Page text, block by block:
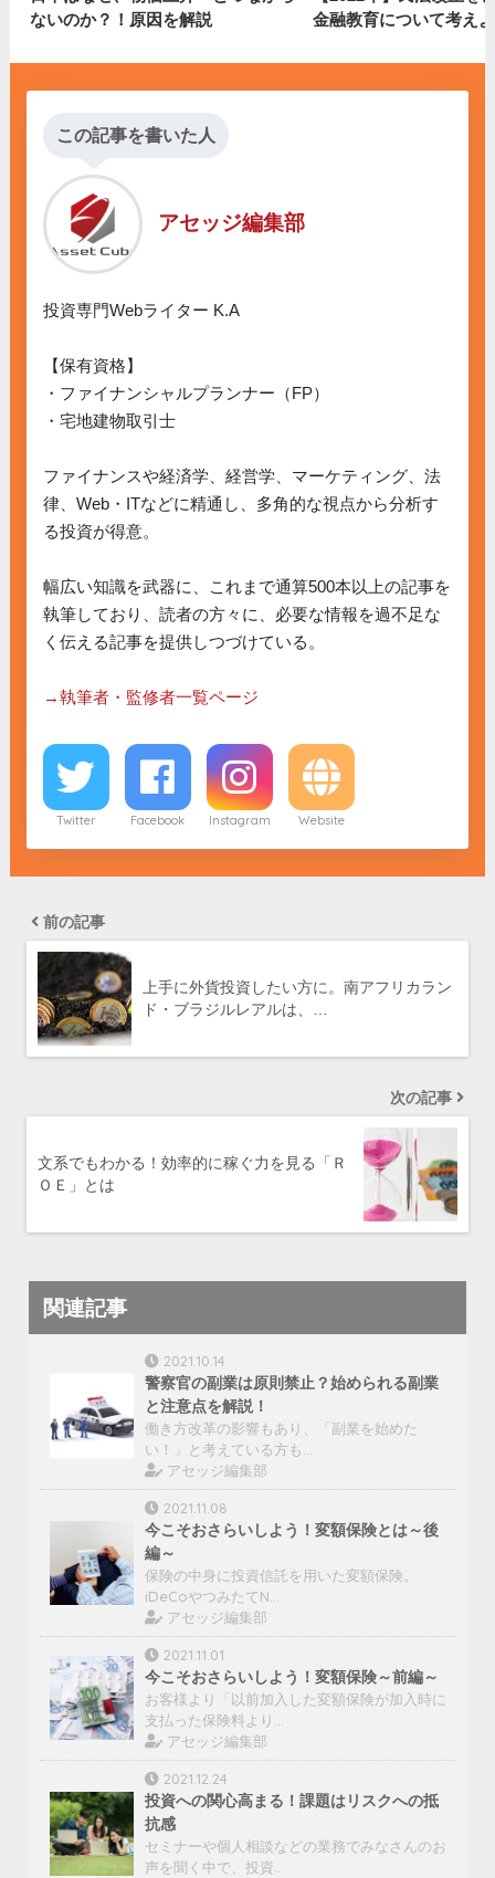
ないのか？！原因を解説
金融教育について考え
この記事を書いた人
アセッジ編集部
投資専門Webライター K.A
【保有資格】
・ファイナンシャルプランナー（FP）
・宅地建物取引士
ファイナンスや経済学、経営学、マーケティング、法
律、Web・ITなどに精通し、多角的な視点から分析す
る投資が得意。
幅広い知識を武器に、これまで通算500本以上の記事を
執筆しており、読者の方々に、必要な情報を過不足な
く伝える記事を提供しつづけている。
→執筆者・監修者一覧ページ
Twitter Facebook Instagram Website
前の記事
上手に外貨投資したい方に。南アフリカラン
ド・ブラジルレアルは、…
次の記事
文系でもわかる！効率的に稼ぐ力を見る「Ｒ
ＯＥ」とは
関連記事
2021.10.14
警察官の副業は原則禁止？始められる副業
と注意点を解説！
働き方改革の影響もあり、「副業を始めた
い！」と考えている方も…
アセッジ編集部
2021.11.08
今こそおさらいしよう！変額保険とは～後
編～
保険の中身に投資信託を用いた変額保険。
iDeCoやつみたてN…
アセッジ編集部
2021.11.01
今こそおさらいしよう！変額保険～前編～
お客様より「以前加入した変額保険が加入時に
支払った保険料より…
アセッジ編集部
2021.12.24
投資への関心高まる！課題はリスクへの抵
抗感
セミナーや個人相談などの業務でみなさんのお
声を聞く中で、投資…